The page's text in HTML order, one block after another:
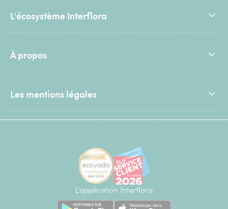
L'écosystème Interflora
À propos
Les mentions légales
L'application Interflora